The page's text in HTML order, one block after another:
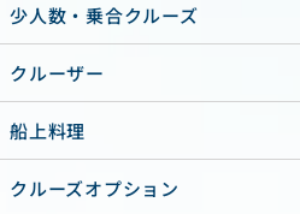
少人数・乗合クルーズ
クルーザー
船上料理
クルーズオプション